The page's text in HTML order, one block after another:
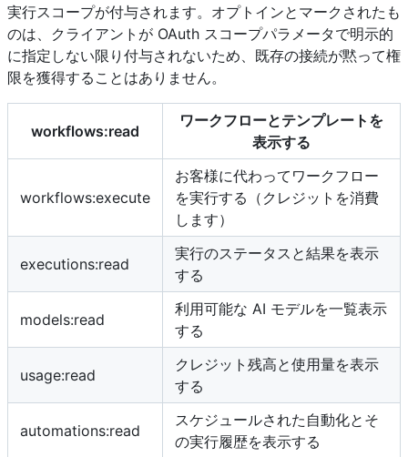
実行スコープが付与されます。オプトインとマークされたも
のは、クライアントが OAuth スコープパラメータで明示的
に指定しない限り付与されないため、既存の接続が黙って権
限を獲得することはありません。
workflows:read
ワークフローとテンプレートを
表示する
workflows:execute
お客様に代わってワークフロー
を実行する（クレジットを消費
します）
executions:read
実行のステータスと結果を表示
する
models:read
利用可能な AI モデルを一覧表示
する
usage:read
クレジット残高と使用量を表示
する
automations:read
スケジュールされた自動化とそ
の実行履歴を表示する